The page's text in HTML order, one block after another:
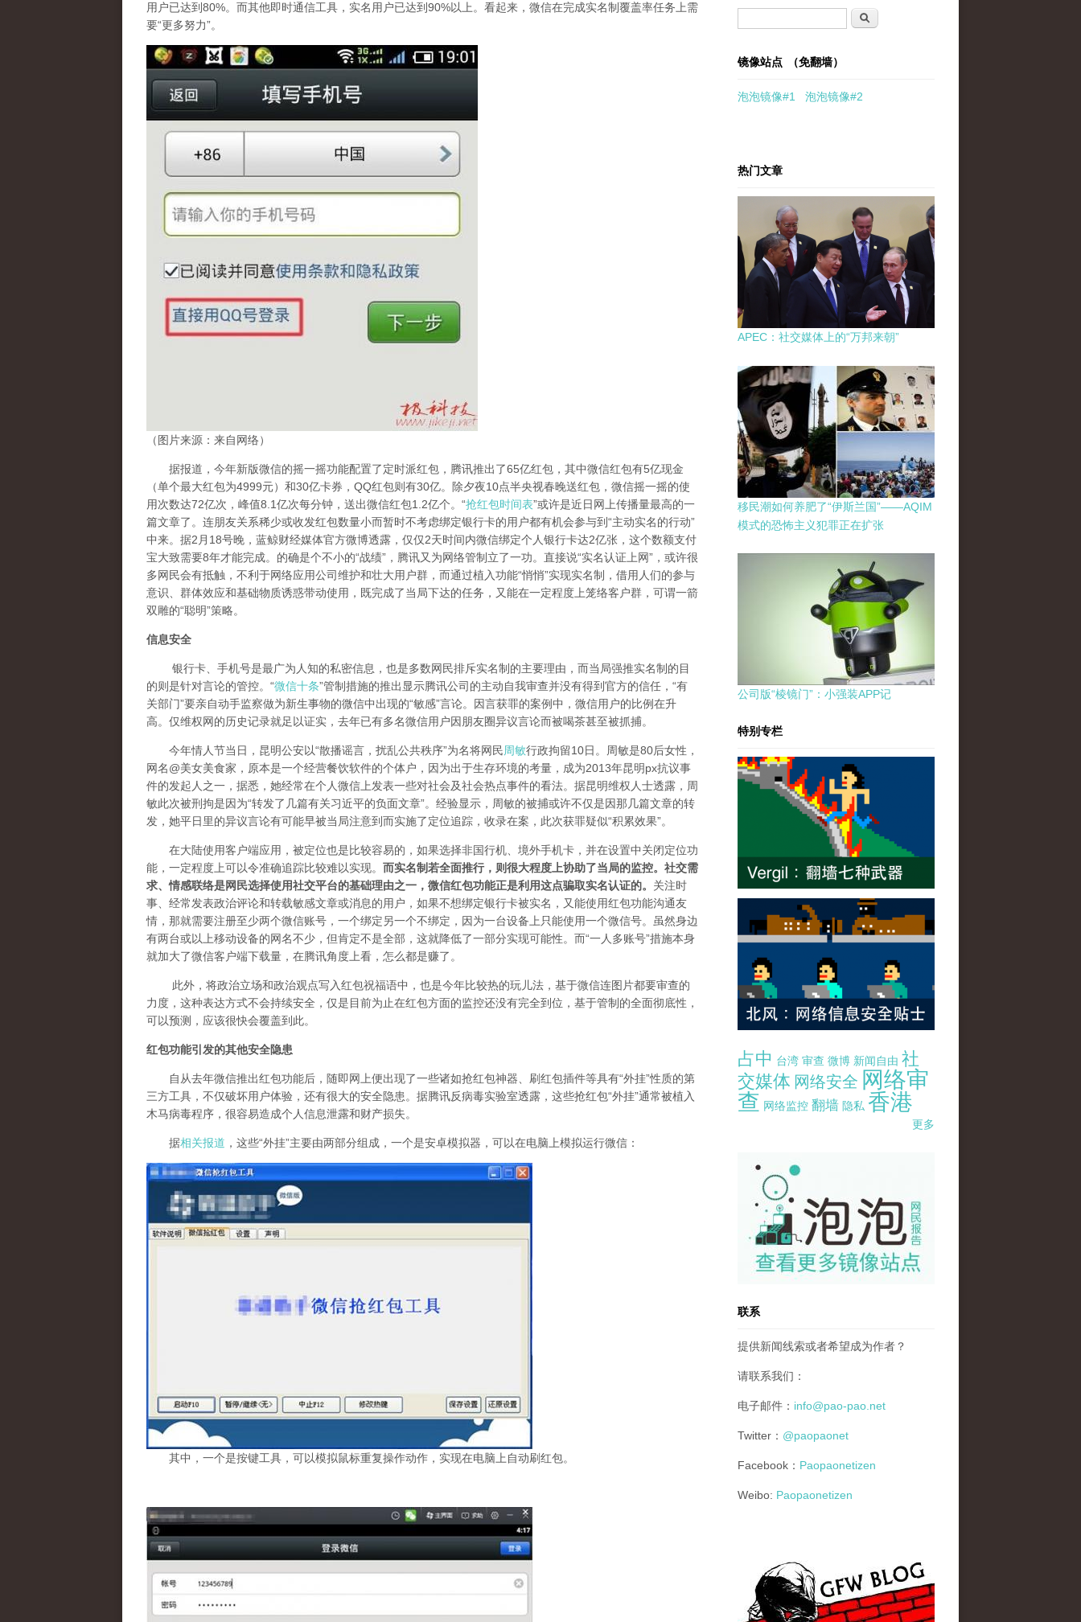
用户已达到80%。而其他即时通信工具，实名用户已达到90%以上。看起来，微信在完成实名制覆盖率任务上需
要“更多努力”。
（图片来源：来自网络）
据报道，今年新版微信的摇一摇功能配置了定时派红包，腾讯推出了65亿红包，其中微信红包有5亿现金
（单个最大红包为4999元）和30亿卡券，QQ红包则有30亿。除夕夜10点半央视春晚送红包，微信摇一摇的使
用次数达72亿次，峰值8.1亿次每分钟，送出微信红包1.2亿个。“抢红包时间表”或许是近日网上传播量最高的一
篇文章了。连朋友关系稀少或收发红包数量小而暂时不考虑绑定银行卡的用户都有机会参与到“主动实名的行动”
中来。据2月18号晚，蓝鲸财经媒体官方微博透露，仅仅2天时间内微信绑定个人银行卡达2亿张，这个数额支付
宝大致需要8年才能完成。的确是个不小的“战绩”，腾讯又为网络管制立了一功。直接说“实名认证上网”，或许很
多网民会有抵触，不利于网络应用公司维护和壮大用户群，而通过植入功能“悄悄”实现实名制，借用人们的参与
意识、群体效应和基础物质诱惑带动使用，既完成了当局下达的任务，又能在一定程度上笼络客户群，可谓一箭
双雕的“聪明”策略。
信息安全
银行卡、手机号是最广为人知的私密信息，也是多数网民排斥实名制的主要理由，而当局强推实名制的目
的则是针对言论的管控。“微信十条”管制措施的推出显示腾讯公司的主动自我审查并没有得到官方的信任，“有
关部门”要亲自动手监察做为新生事物的微信中出现的“敏感”言论。因言获罪的案例中，微信用户的比例在升
高。仅维权网的历史记录就足以证实，去年已有多名微信用户因朋友圈异议言论而被喝茶甚至被抓捕。
今年情人节当日，昆明公安以“散播谣言，扰乱公共秩序”为名将网民周敏行政拘留10日。周敏是80后女性，
网名@美女美食家，原本是一个经营餐饮软件的个体户，因为出于生存环境的考量，成为2013年昆明px抗议事
件的发起人之一，据悉，她经常在个人微信上发表一些对社会及社会热点事件的看法。据昆明维权人士透露，周
敏此次被刑拘是因为“转发了几篇有关习近平的负面文章”。经验显示，周敏的被捕或许不仅是因那几篇文章的转
发，她平日里的异议言论有可能早被当局注意到而实施了定位追踪，收录在案，此次获罪疑似“积累效果”。
在大陆使用客户端应用，被定位也是比较容易的，如果选择非国行机、境外手机卡，并在设置中关闭定位功
能，一定程度上可以令准确追踪比较难以实现。 而实名制若全面推行，则很大程度上协助了当局的监控。社交需
求、情感联络是网民选择使用社交平台的基础理由之一，微信红包功能正是利用这点骗取实名认证的。 关注时
事、经常发表政治评论和转载敏感文章或消息的用户，如果不想绑定银行卡被实名，又能使用红包功能沟通友
情，那就需要注册至少两个微信账号，一个绑定另一个不绑定，因为一台设备上只能使用一个微信号。虽然身边
有两台或以上移动设备的网名不少，但肯定不是全部，这就降低了一部分实现可能性。而“一人多账号”措施本身
就加大了微信客户端下载量，在腾讯角度上看，怎么都是赚了。
此外，将政治立场和政治观点写入红包祝福语中，也是今年比较热的玩儿法，基于微信连图片都要审查的
力度，这种表达方式不会持续安全，仅是目前为止在红包方面的监控还没有完全到位，基于管制的全面彻底性，
可以预测，应该很快会覆盖到此。
红包功能引发的其他安全隐患
自从去年微信推出红包功能后，随即网上便出现了一些诸如抢红包神器、刷红包插件等具有“外挂”性质的第
三方工具，不仅破坏用户体验，还有很大的安全隐患。据腾讯反病毒实验室透露，这些抢红包“外挂”通常被植入
木马病毒程序，很容易造成个人信息泄露和财产损失。
据相关报道 ，这些“外挂”主要由两部分组成，一个是安卓模拟器，可以在电脑上模拟运行微信：
其中，一个是按键工具，可以模拟鼠标重复操作动作，实现在电脑上自动刷红包。
搜索
镜像站点 （免翻墙）
泡泡镜像#1 泡泡镜像#2
热门文章
APEC：社交媒体上的“万邦来朝”
移民潮如何养肥了“伊斯兰国”——AQIM
模式的恐怖主义犯罪正在扩张
公司版“棱镜门”：小强装APP记
特别专栏
占中 台湾 审查 微博 新闻自由 社
交媒体 网络安全 网络审
查 网络监控 翻墙 隐私 香港
更多
pao-pao-banner-mirror-site-120814.jpg
联系
提供新闻线索或者希望成为作者？
请联系我们：
电子邮件： info@pao-pao.net
Twitter： @paopaonet
Facebook： Paopaonetizen
Weibo: Paopaonetizen
gfw_blog_small.jpg